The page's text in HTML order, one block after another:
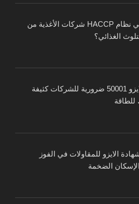
كيف يحمي نظام HACCP شركات الأغذية من
الغذائي؟
شهادة الايزو 50001 ضرورية للشركات كثيفة
للطاقة
الايزو للمقاولات في الفوز
الضخمة